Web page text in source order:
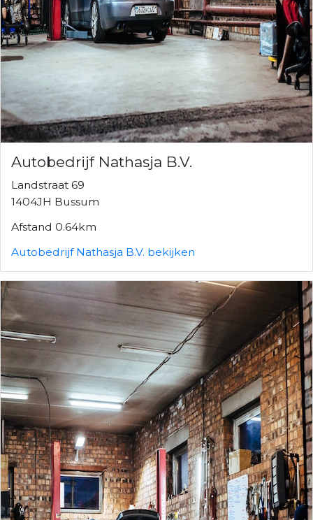
Autobedrijf Nathasja B.V.
Landstraat 69
1404JH Bussum
Afstand 0.64km
Autobedrijf Nathasja B.V. bekijken